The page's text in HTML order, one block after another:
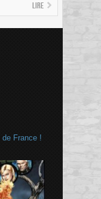
Lire
France !